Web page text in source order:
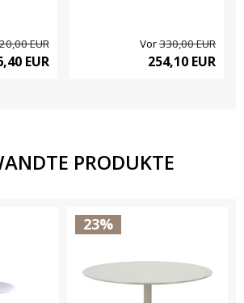
EUR
EUR
Vor330,00 EUR
254,10 EUR
PRODUKTE
23%